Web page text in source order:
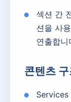
섹션 간
션을 사
연출합니
콘텐츠
Services